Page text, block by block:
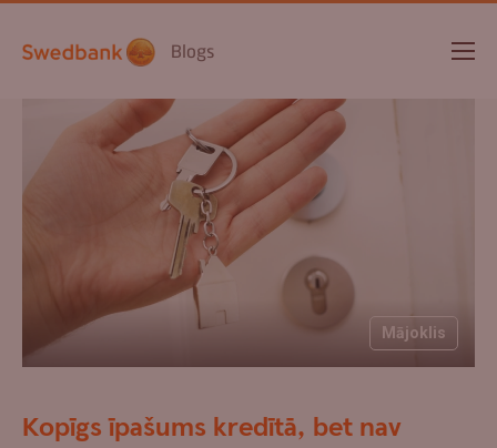
Blogs
Mājoklis
Kopīgs īpašums kredītā, bet nav